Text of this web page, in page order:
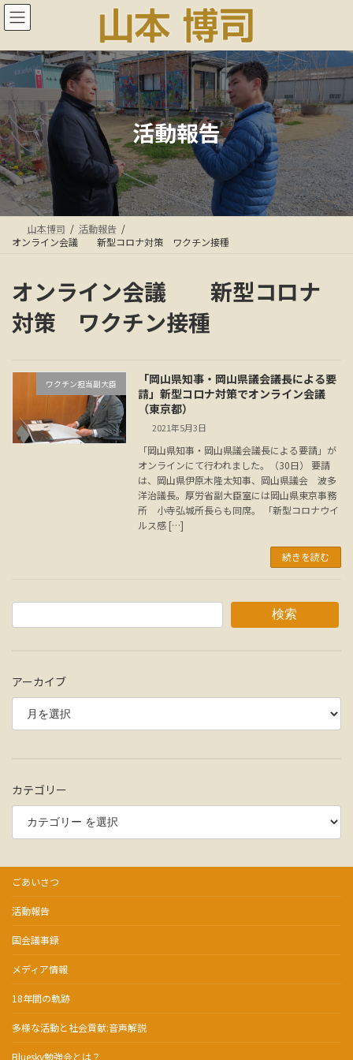
コ
ン
ン
ツ
へ
ス
キ
ッ
プ
ナ
ビ
ー
シ
ョ
ン
に
移
動
活動報告
山本博司
活動報告
オンライン会議 新型コロナ対策 ワクチン接種
オンライン会議 新型コロナ
対策 ワクチン接種
ワクチン担当副大臣
「岡山県知事・岡山県議会議長による要
請」新型コロナ対策でオンライン会議
（東京都）
2021年5月3日
「岡山県知事・岡山県議会議長による要請」が
オンラインにて行われました。（30日） 要請
は、岡山県伊原木隆太知事、岡山県議会 波多
洋治議長。厚労省副大臣室には岡山県東京事務
所 小寺弘城所長らも同席。 「新型コロナウイ
ルス感 […]
続きを読む
検索
アーカイブ
カテゴリー
ごあいさつ
活動報告
国会議事録
メディア情報
18年間の軌跡
多様な活動と社会貢献:音声解説
Bluesky勉強会とは？